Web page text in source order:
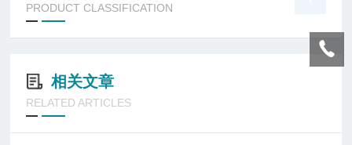
PRODUCT CLASSIFICATION
相关文章
RELATED ARTICLES